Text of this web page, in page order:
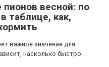
весной: по
таблице, как,
важное значение для
насколько быстро